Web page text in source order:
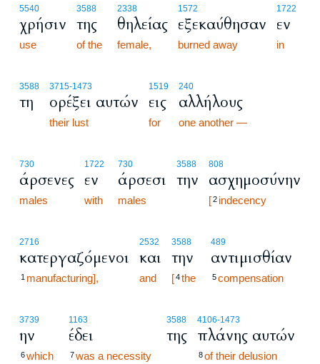
5540
χρήσιν
use
3588
της
of the
2338
θηλείας
female,
1572
εξεκαύθησαν
burned away
1722
εν
in
3588
τη
3715-1473
ορέξει αυτών
their lust
1519
εις
for
240
αλλήλους
one another —
730
άρσενες
males
1722
εν
with
730
άρσεσι
males
3588
την
808
ασχημοσύνην
[2 indecency
2716
κατεργαζόμενοι
1 manufacturing],
2532
και
and
3588
την
[4the
489
αντιμισθίαν
5compensation
3739
ην
6which
1163
έδει
7was a necessity
3588
της
4106-1473
πλάνης αυτών
8of their delusion